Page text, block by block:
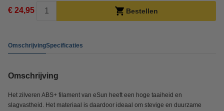
€ 24,95 Bestellen
OmschrijvingSpecificaties
Omschrijving
Het zilveren ABS+ filament van eSun heeft een hoge taaiheid en
slagvastheid. Het materiaal is daardoor ideaal om stevige en duurzame